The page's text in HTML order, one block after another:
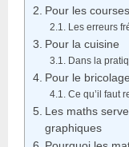
Pour les
Les erreurs
Pour la cuisine
Dans la
Pour le bricolage
Ce qu’il faut
Les maths
graphiques